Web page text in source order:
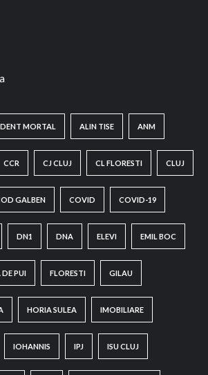
MORTAL ALIN TISE ANM
CCR CJ CLUJ CL FLORESTI CLUJ
GALBEN COVID COVID-19
DN1 DNA ELEVI EMIL BOC
DE PUI FLORESTI GILAU
HORIA SULEA IMOBILIARE
IOHANNIS IPJ ISU CLUJ